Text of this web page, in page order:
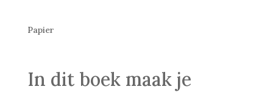
Papier
In dit boek maak je